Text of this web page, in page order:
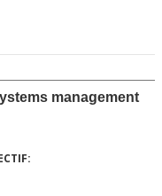
management